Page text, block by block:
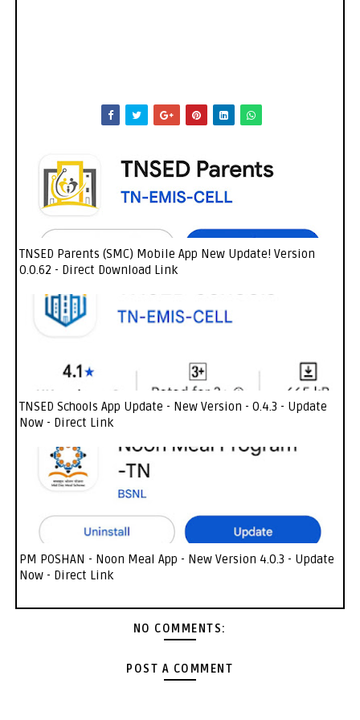
TNSED Parents (SMC) Mobile App New Update! Version
0.0.62 - Direct Download Link
TNSED Schools App Update - New Version - 0.4.3 - Update
Now - Direct Link
PM POSHAN - Noon Meal App - New Version 4.0.3 - Update
Now - Direct Link
NO COMMENTS:
POST A COMMENT